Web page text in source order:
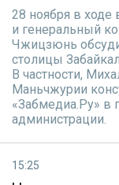
28 ноября в
и генеральный
Чжицзюнь
столицы
В частности,
Маньчжурии
«Забмедиа.Ру» в
администрации.
15:25